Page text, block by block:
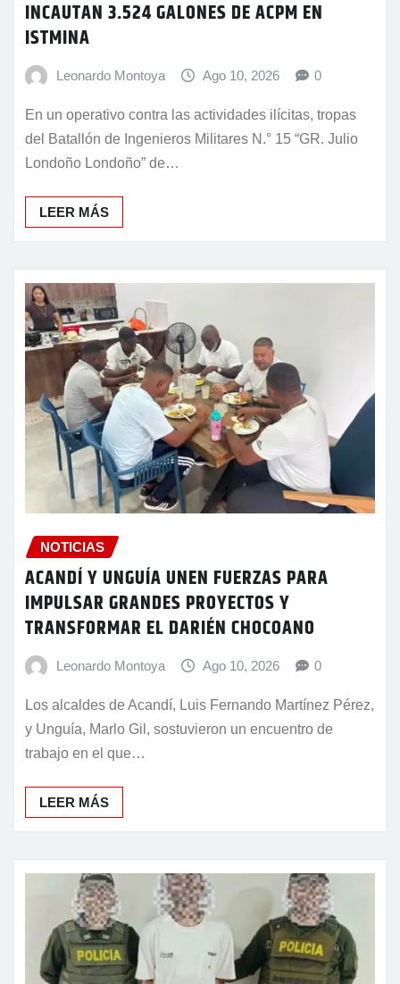
INCAUTAN 3.524 GALONES DE ACPM EN
ISTMINA
Leonardo Montoya Ago 10, 2026 0
En un operativo contra las actividades ilícitas, tropas
del Batallón de Ingenieros Militares N.° 15 “GR. Julio
Londoño Londoño” de…
LEER MÁS
NOTICIAS
ACANDÍ Y UNGUÍA UNEN FUERZAS PARA
IMPULSAR GRANDES PROYECTOS Y
TRANSFORMAR EL DARIÉN CHOCOANO
Leonardo Montoya Ago 10, 2026
Los alcaldes de Acandí, Luis Fernando Martínez Pérez,
y Unguía, Marlo Gil, sostuvieron un encuentro de
trabajo en el que…